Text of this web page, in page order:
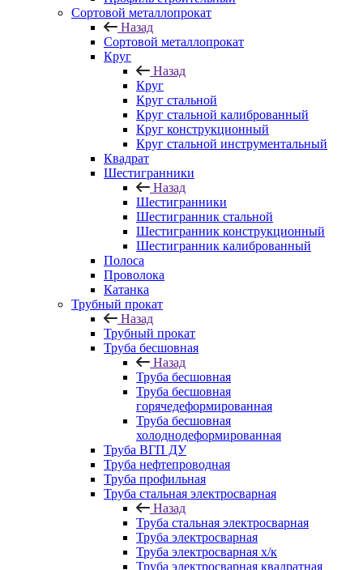
Сортовой металлопрокат
Назад
Сортовой металлопрокат
Круг
Назад
Круг
Круг стальной
Круг стальной калиброванный
Круг конструкционный
Круг стальной инструментальный
Квадрат
Шестигранники
Назад
Шестигранники
Шестигранник стальной
Шестигранник конструкционный
Шестигранник калиброванный
Полоса
Проволока
Катанка
Трубный прокат
Назад
Трубный прокат
Труба бесшовная
Назад
Труба бесшовная
Труба бесшовная
горячедеформированная
Труба бесшовная
холоднодеформированная
Труба ВГП ДУ
Труба нефтепроводная
Труба профильная
Труба стальная электросварная
Назад
Труба стальная электросварная
Труба электросварная
Труба электросварная х/к
Труба электросварная квадратная